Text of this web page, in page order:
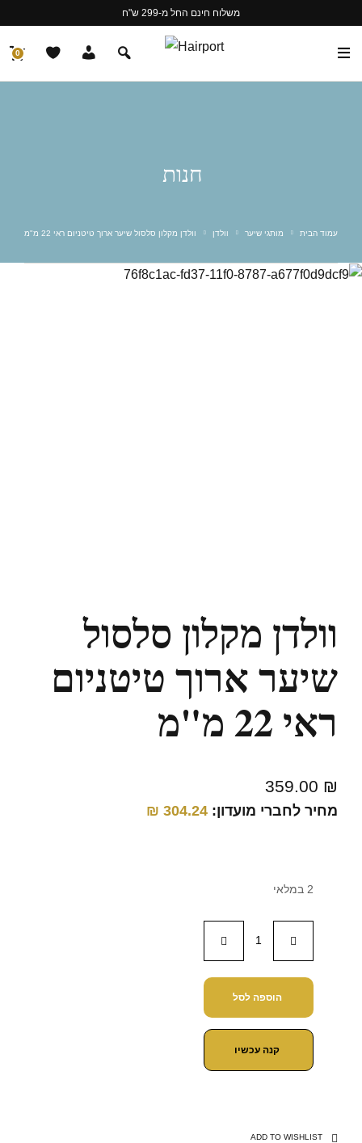
משלוח חינם החל מ-299 ש"ח
0
חנות
עמוד הבית מותגי שיער וולדן וולדן מקלון סלסול שיער ארוך טיטניום ראי 22 מ"מ
וולדן מקלון סלסול
שיער ארוך טיטניום
ראי 22 מ"מ
359.00 ₪
מחיר לחברי מועדון: 304.24
₪
2 במלאי
הוספה לסל
קנה עכשיו
ADD TO WISHLIST